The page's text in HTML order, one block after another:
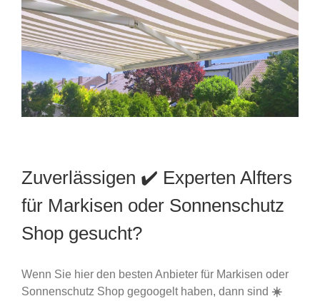
Zuverlässigen ✔️ Experten Alfters
für Markisen oder Sonnenschutz
Shop gesucht?
Wenn Sie hier den besten Anbieter für Markisen oder
Sonnenschutz Shop gegoogelt haben, dann sind ☀️